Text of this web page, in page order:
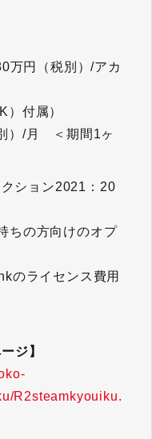
万円（税別）/アカ
）付属）
）/月 ＜期間1ヶ
ション2021：20
ちの方向けのオプ
のライセンス費用
ジ】
R2steamkyouiku.